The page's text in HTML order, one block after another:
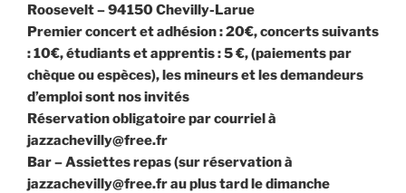
Roosevelt – 94150 Chevilly-Larue
Premier concert et adhésion : 20€, concerts suivants
: 10€, étudiants et apprentis : 5 €, (paiements par
chèque ou espèces), les mineurs et les demandeurs
d’emploi sont nos invités
Réservation obligatoire par courriel à
jazzachevilly@free.fr
Bar – Assiettes repas (sur réservation à
jazzachevilly@free.fr au plus tard le dimanche